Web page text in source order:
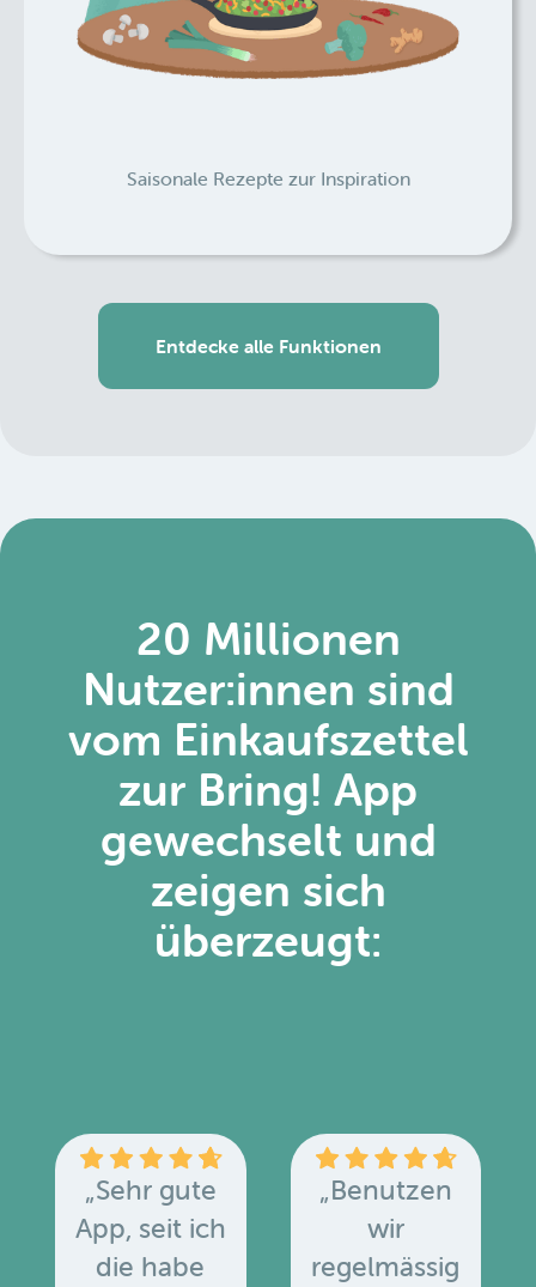
Saisonale Rezepte zur Inspiration
Entdecke alle Funktionen
20 Millionen
Nutzer:innen sind
vom Einkaufszettel
zur Bring! App
gewechselt und
zeigen sich
überzeugt:
„Sehr gute
App, seit ich
die habe
„Benutzen
wir
regelmässig